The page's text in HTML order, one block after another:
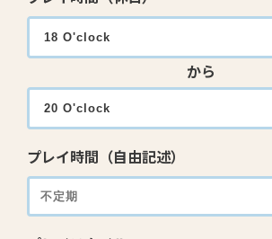
から
プレイ時間（自由記述）